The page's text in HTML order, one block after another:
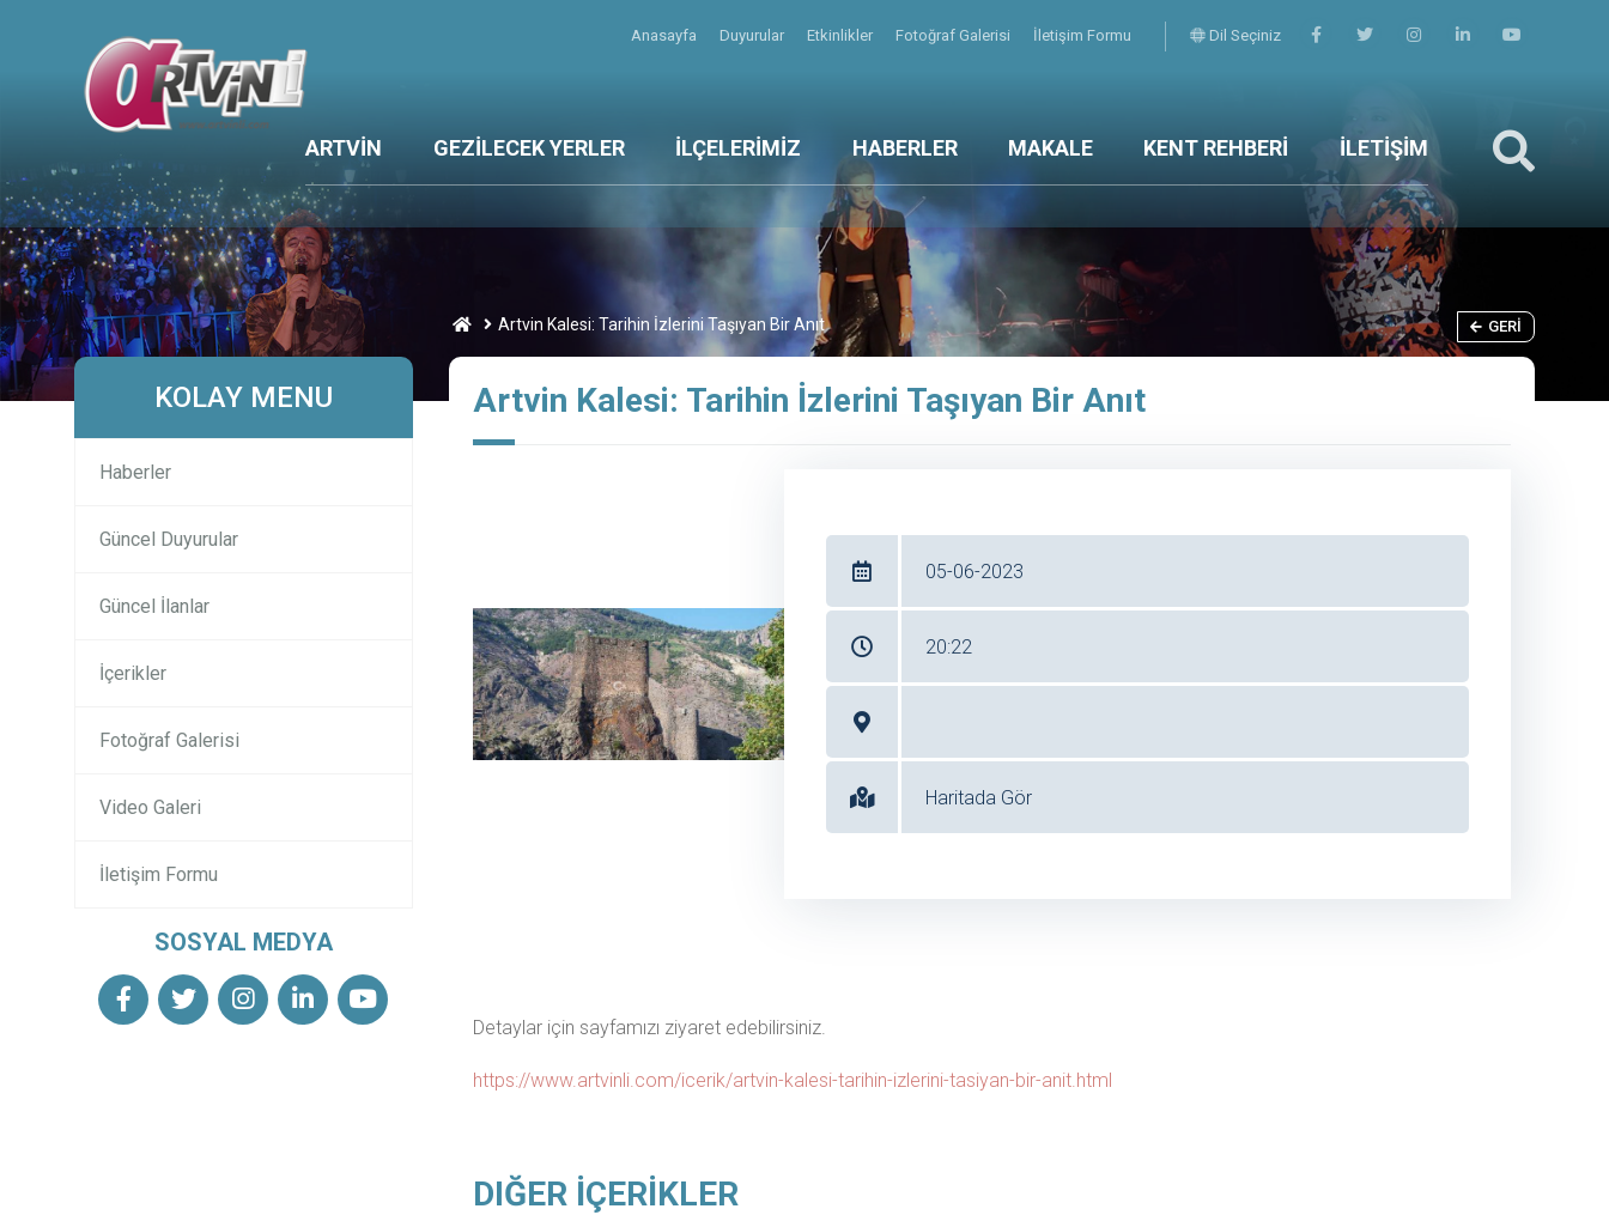
Anasayfa Duyurular Etkinlikler Fotoğraf Galerisi İletişim Formu Dil Seçiniz
ARTVİN GEZİLECEK YERLER İLÇELERİMİZ HABERLER MAKALE KENT REHBERİ İLETİŞİM
Artvin Kalesi: Tarihin İzlerini Taşıyan Bir Anıt GERI
KOLAY MENU
Haberler
Güncel Duyurular
Güncel İlanlar
İçerikler
Fotoğraf Galerisi
Video Galeri
İletişim Formu
SOSYAL MEDYA
Artvin Kalesi: Tarihin İzlerini Taşıyan Bir Anıt
05-06-2023
20:22
Haritada Gör
Detaylar için sayfamızı ziyaret edebilirsiniz.
https://www.artvinli.com/icerik/artvin-kalesi-tarihin-izlerini-tasiyan-bir-anit.html
DIĞER İÇERİKLER